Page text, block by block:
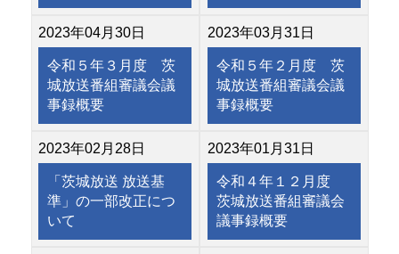
2023年04月30日
令和５年３月度 茨
城放送番組審議会議
事録概要
2023年03月31日
令和５年２月度 茨
城放送番組審議会議
事録概要
2023年02月28日
「茨城放送 放送基
準」の一部改正につ
いて
2023年01月31日
令和４年１２月度
茨城放送番組審議会
議事録概要